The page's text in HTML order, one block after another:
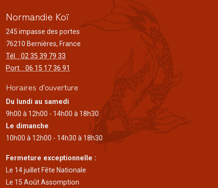
Normandie Koï
245 impasse des portes
76210 Bernières, France
Tél. : 02 35 39 79 33
Port. : 06 15 17 36 91
Horaires d'ouverture
Du lundi au samedi
9h00 à 12h00 - 14h00 à 18h30
Le dimanche
10h00 à 12h00 - 14h30 à 18h30
Fermeture exceptionnelle :
Le 14 juillet Fête Nationale
Le 15 Août Assomption